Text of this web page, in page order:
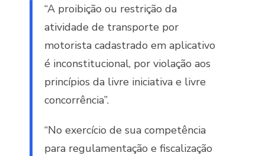
“A proibição ou restrição da
atividade de transporte por
motorista cadastrado em aplicativo
é inconstitucional, por violação aos
princípios da livre iniciativa e livre
concorrência”.
“No exercício de sua competência
para regulamentação e fiscalização